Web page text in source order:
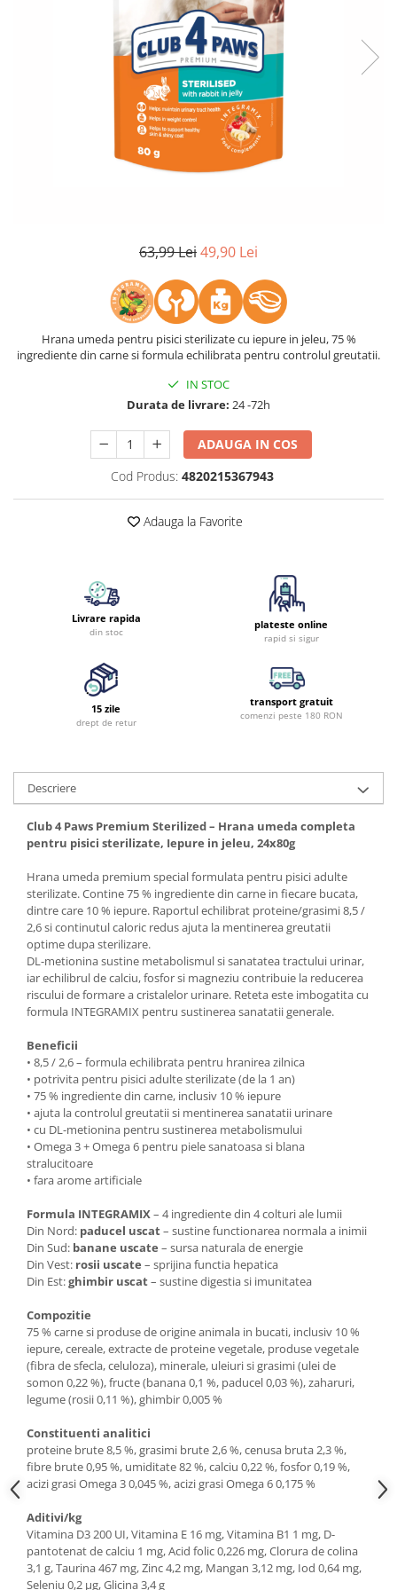
63,99 Lei49,90 Lei
Hrana umeda pentru pisici sterilizate cu iepure in jeleu, 75 %
ingrediente din carne si formula echilibrata pentru controlul greutatii.
IN STOC
Durata de livrare: 24 -72h
ADAUGA IN COS
Cod Produs: 4820215367943
Adauga la Favorite
Livrare rapida
din stoc
plateste online
rapid si sigur
15 zile
drept de retur
transport gratuit
comenzi peste 180 RON
Descriere
Club 4 Paws Premium Sterilized – Hrana umeda completa
pentru pisici sterilizate, Iepure in jeleu, 24x80g
Hrana umeda premium special formulata pentru pisici adulte
sterilizate. Contine 75 % ingrediente din carne in fiecare bucata,
dintre care 10 % iepure. Raportul echilibrat proteine/grasimi 8,5 /
2,6 si continutul caloric redus ajuta la mentinerea greutatii
optime dupa sterilizare.
DL-metionina sustine metabolismul si sanatatea tractului urinar,
iar echilibrul de calciu, fosfor si magneziu contribuie la reducerea
riscului de formare a cristalelor urinare. Reteta este imbogatita cu
formula INTEGRAMIX pentru sustinerea sanatatii generale.
Beneficii
• 8,5 / 2,6 – formula echilibrata pentru hranirea zilnica
• potrivita pentru pisici adulte sterilizate (de la 1 an)
• 75 % ingrediente din carne, inclusiv 10 % iepure
• ajuta la controlul greutatii si mentinerea sanatatii urinare
• cu DL-metionina pentru sustinerea metabolismului
• Omega 3 + Omega 6 pentru piele sanatoasa si blana
stralucitoare
• fara arome artificiale
Formula INTEGRAMIX– 4 ingrediente din 4 colturi ale lumii
Din Nord: paducel uscat– sustine functionarea normala a inimii
Din Sud: banane uscate – sursa naturala de energie
Din Vest: rosii uscate – sprijina functia hepatica
Din Est:ghimbir uscat– sustine digestia si imunitatea
Compozitie
75 % carne si produse de origine animala in bucati, inclusiv 10 %
iepure, cereale, extracte de proteine vegetale, produse vegetale
(fibra de sfecla, celuloza), minerale, uleiuri si grasimi (ulei de
somon 0,22 %), fructe (banana 0,1 %, paducel 0,03 %), zaharuri,
legume (rosii 0,11 %), ghimbir 0,005 %
Constituenti analitici
proteine brute 8,5 %, grasimi brute 2,6 %, cenusa bruta 2,3 %,
fibre brute 0,95 %, umiditate 82 %, calciu 0,22 %, fosfor 0,19 %,
acizi grasi Omega 3 0,045 %, acizi grasi Omega 6 0,175 %
Aditivi/kg
Vitamina D3 200 UI, Vitamina E 16 mg, Vitamina B1 1 mg, D-
pantotenat de calciu 1 mg, Acid folic 0,226 mg, Clorura de colina
3,1 g, Taurina 467 mg, Zinc 4,2 mg, Mangan 3,12 mg, Iod 0,64 mg,
Seleniu 0,2 μg, Glicina 3,4 g